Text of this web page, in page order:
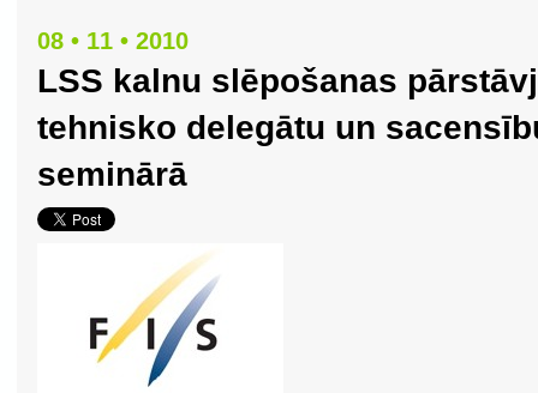
08 • 11 • 2010
LSS kalnu slēpošanas
tehnisko delegātu un
seminārā